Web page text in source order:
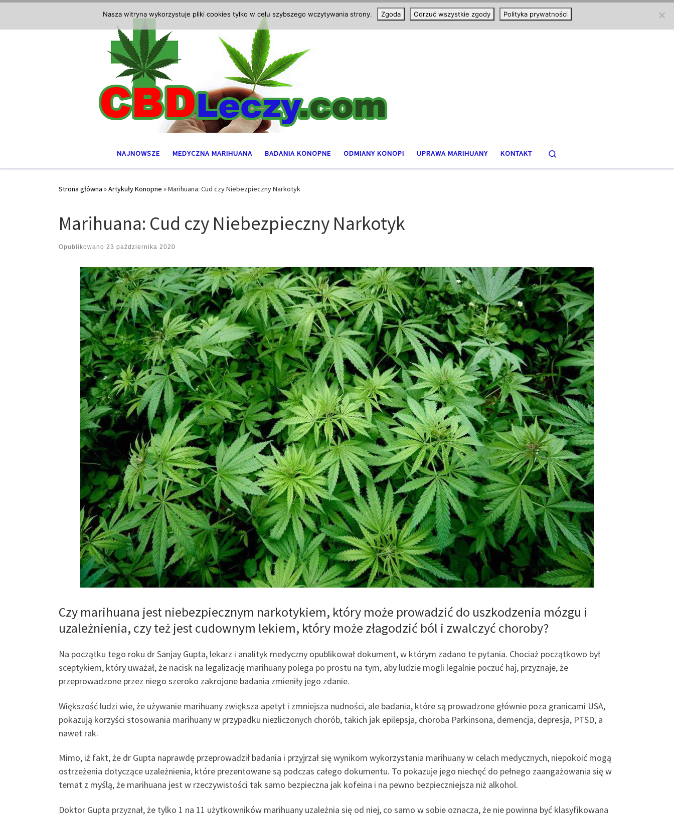
NAJNOWSZE MEDYCZNA MARIHUANA BADANIA KONOPNE ODMIANY KONOPI UPRAWA MARIHUANY KONTAKT
Strona główna »Artykuły Konopne »Marihuana: Cud czy Niebezpieczny Narkotyk
Marihuana: Cud czy Niebezpieczny Narkotyk
Opublikowano 23 października 2020
Czy marihuana jest niebezpiecznym narkotykiem, który może prowadzić do uszkodzenia mózgu i
uzależnienia, czy też jest cudownym lekiem, który może złagodzić ból i zwalczyć choroby?
Na początku tego roku dr Sanjay Gupta, lekarz i analityk medyczny opublikował dokument, w którym zadano te pytania. Chociaż początkowo był
sceptykiem, który uważał, że nacisk na legalizację marihuany polega po prostu na tym, aby ludzie mogli legalnie poczuć haj, przyznaje, że
przeprowadzone przez niego szeroko zakrojone badania zmieniły jego zdanie.
Większość ludzi wie, że używanie marihuany zwiększa apetyt i zmniejsza nudności, ale badania, które są prowadzone głównie poza granicami USA,
pokazują korzyści stosowania marihuany w przypadku niezliczonych chorób, takich jak epilepsja, choroba Parkinsona, demencja, depresja, PTSD, a
nawet rak.
Mimo, iż fakt, że dr Gupta naprawdę przeprowadził badania i przyjrzał się wynikom wykorzystania marihuany w celach medycznych, niepokoić mogą
ostrzeżenia dotyczące uzależnienia, które prezentowane są podczas całego dokumentu. To pokazuje jego niechęć do pełnego zaangażowania się w
temat z myślą, że marihuana jest w rzeczywistości tak samo bezpieczna jak kofeina i na pewno bezpieczniejsza niż alkohol.
Doktor Gupta przyznał, że tylko 1 na 11 użytkowników marihuany uzależnia się od niej, co samo w sobie oznacza, że ​​nie powinna być klasyfikowana
Nasza witryna wykorzystuje pliki cookies tylko w celu szybszego wczytywania strony. Zgoda Odrzuć wszystkie zgody Polityka prywatności